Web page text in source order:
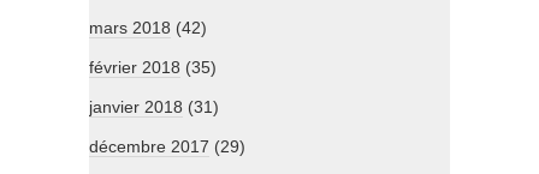
mars 2018 (42)
février 2018 (35)
janvier 2018 (31)
décembre 2017 (29)